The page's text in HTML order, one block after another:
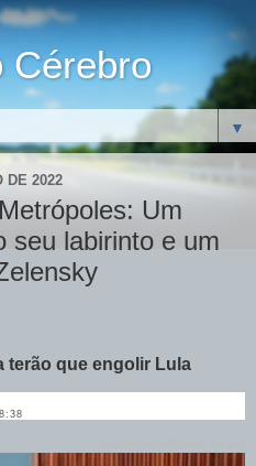
Cérebro
▼
DE 2022
Um
seu labirinto e um
terão que engolir Lula